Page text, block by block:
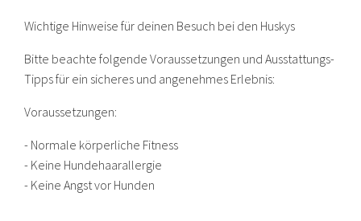
Wichtige Hinweise für deinen Besuch bei den Huskys
Bitte beachte folgende Voraussetzungen und Ausstattungs-
Tipps für ein sicheres und angenehmes Erlebnis:
Voraussetzungen:
- Normale körperliche Fitness
- Keine Hundehaarallergie
- Keine Angst vor Hunden